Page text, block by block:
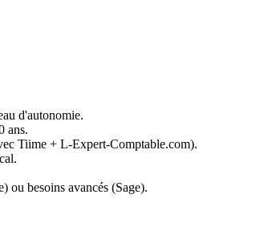
d'autonomie.
ans.
Tiime + L-Expert-Comptable.com).
ou besoins avancés (Sage).